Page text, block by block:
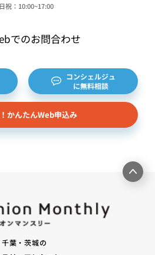
祝：10:00~17:00
でのお問合わせ
コンシェルジュ
に無料相談
かんたんWeb申込み
葉・茨城の